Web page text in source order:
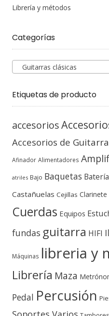
Librería y métodos
Categorías
Guitarras clásicas
Etiquetas de producto
accesorios
Accesorios de Guitarra
Afinador Alimentadores
atriles Bajo Baquetas Batería
Castañuelas Cejillas Clarinete
Cuerdas Equipos
fundas guitarra HIFI
Máquinas libreria y
Librería Maza
Pedal Percusión